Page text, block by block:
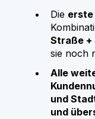
Die erste
Straße +
sie noch
Alle
und
und